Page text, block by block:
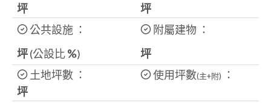
坪
坪
公共設施 ：
坪(公設比%)
附屬建物 ：
坪
土地坪數 ：
坪
使用坪數(主+附) ：